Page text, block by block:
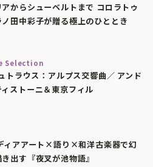
からシューベルトまで コロラトゥ
田中彩子が贈る極上のひととき
Selection
トラウス：アルプス交響曲／ アンド
ィストーニ＆東京フィル
ィアアート×語り×和洋古楽器で幻
出す『夜叉が池物語』